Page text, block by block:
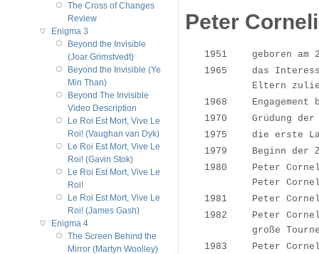
Peter
1951
geboren am
1965
das
Eltern
1968
1970
Grüdung
1975
die erste
1979
Beginn der
1980
Peter
Peter
1981
Peter
1982
Peter
große
1983
Peter
The Cross of Changes
Review
Enigma 3
Beyond the Invisible
(Joar Grimstvedt)
Beyond the Invisible (Ye
Min Than)
Beyond The Invisible
Video Description
Le Roi Est Mort, Vive Le
Roi! (Vaughan van Dyk)
Le Roi Est Mort, Vive Le
Roi! (Gavin Stok)
Le Roi Est Mort, Vive Le
Roi!
Le Roi Est Mort, Vive Le
Roi! (James Gash)
Enigma 4
The Screen Behind the
Mirror (Martyn Woolley)